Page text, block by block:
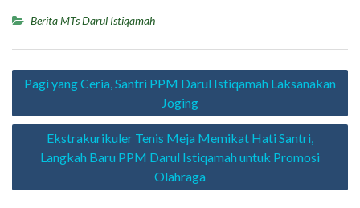
Berita MTs Darul Istiqamah
Navigasi
Pagi yang Ceria, Santri PPM Darul Istiqamah Laksanakan
Joging
Ekstrakurikuler Tenis Meja Memikat Hati Santri,
Langkah Baru PPM Darul Istiqamah untuk Promosi
Olahraga